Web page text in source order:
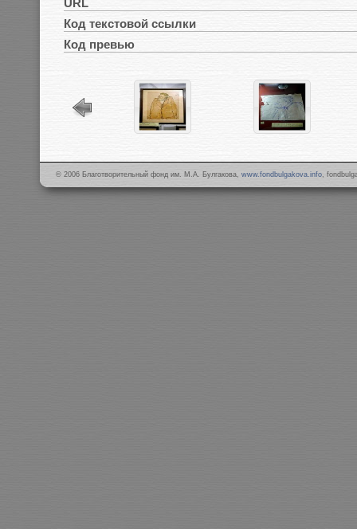
Код текстовой ссылки
Код превью
© 2006 Благотворительный фонд им. М.А. Булгакова, www.fondbulgakova.info,